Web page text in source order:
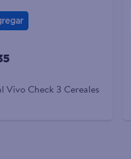
Vivo Check 3 Cereales